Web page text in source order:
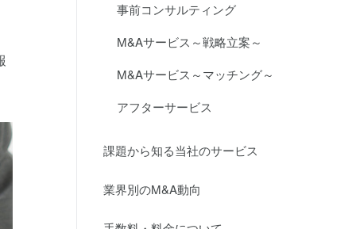
事前コンサルティング
M&Aサービス～戦略立案～
M&Aサービス～マッチング～
アフターサービス
課題から知る当社のサービス
業界別のM&A動向